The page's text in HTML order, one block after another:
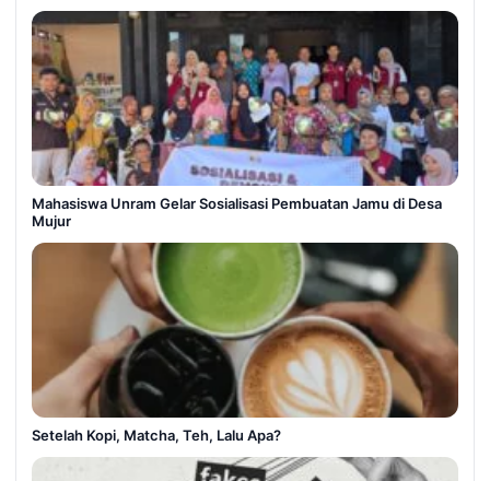
Mahasiswa Unram Gelar Sosialisasi Pembuatan Jamu di Desa
Mujur
Setelah Kopi, Matcha, Teh, Lalu Apa?